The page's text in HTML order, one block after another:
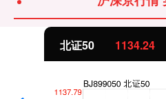
北证50 1134.24